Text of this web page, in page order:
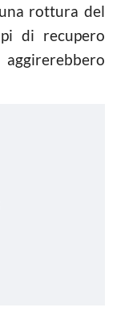
rottura del
di recupero